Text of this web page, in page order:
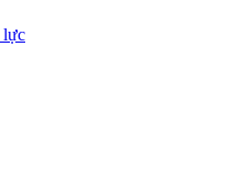
lực